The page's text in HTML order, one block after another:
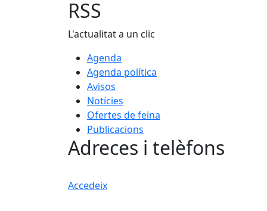
RSS
L'actualitat a un clic
Agenda
Agenda política
Avisos
Notícies
Ofertes de feina
Publicacions
Adreces i telèfons
Accedeix